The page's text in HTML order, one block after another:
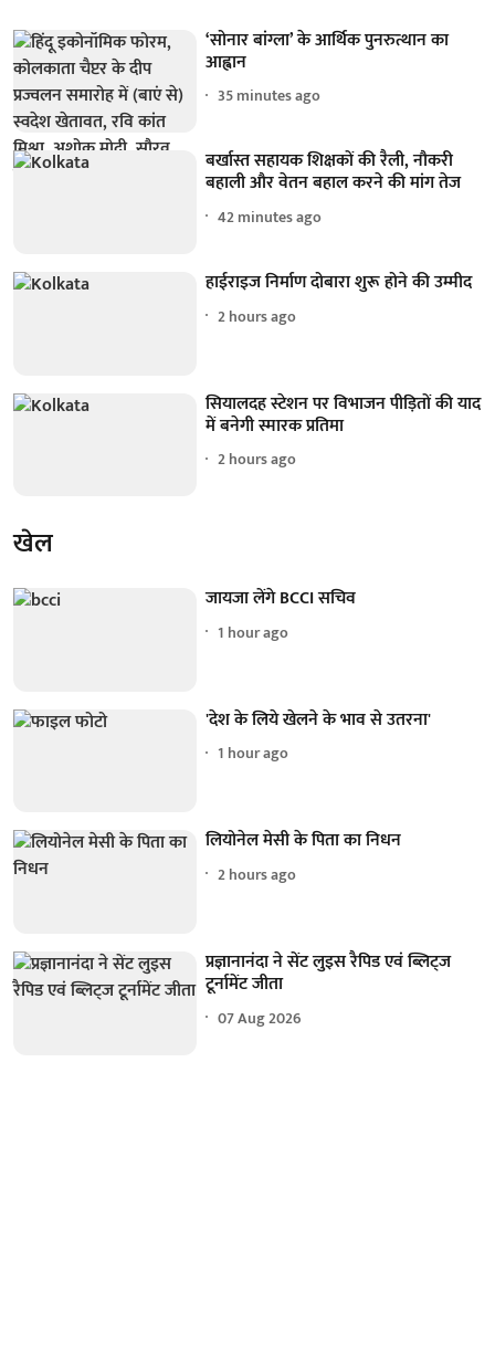
‘सोनार बांग्ला’ के आर्थिक पुनरुत्थान का
आह्वान
35 minutes ago
बर्खास्त सहायक शिक्षकों की रैली, नौकरी
बहाली और वेतन बहाल करने की मांग तेज
42 minutes ago
हाईराइज निर्माण दोबारा शुरू होने की उम्मीद
2 hours ago
सियालदह स्टेशन पर विभाजन पीड़ितों की याद
में बनेगी स्मारक प्रतिमा
2 hours ago
खेल
जायजा लेंगे BCCI सचिव
1 hour ago
'देश के लिये खेलने के भाव से उतरना'
1 hour ago
लियोनेल मेसी के पिता का निधन
2 hours ago
प्रज्ञानानंदा ने सेंट लुइस रैपिड एवं ब्लिट्ज
टूर्नामेंट जीता
07 Aug 2026